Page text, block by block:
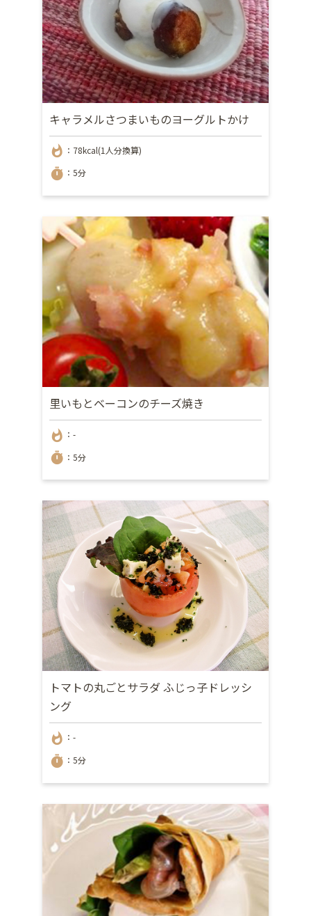
キャラメルさつまいものヨーグルトかけ
whatshot ：78kcal(1人分換算)
timer ：5分
里いもとベーコンのチーズ焼き
whatshot ：-
timer ：5分
トマトの丸ごとサラダ ふじっ子ドレッシ
ング
whatshot ：-
timer ：5分